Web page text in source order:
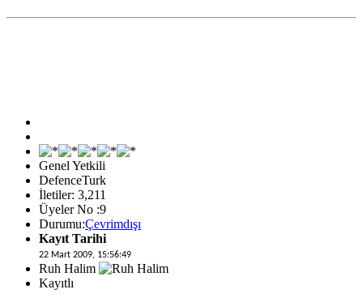
Genel Yetkili
DefenceTurk
İletiler: 3,211
Üyeler No :9
Durumu:Çevrimdışı
Kayıt Tarihi
22 Mart 2009, 15:56:49
Ruh Halim
Kayıtlı